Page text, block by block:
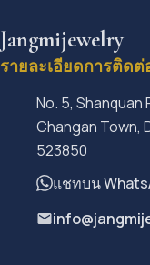
Jangmijewelry
รายละเอียดการติดต่
No. 5,
Changan Town,
523850
แชทบน